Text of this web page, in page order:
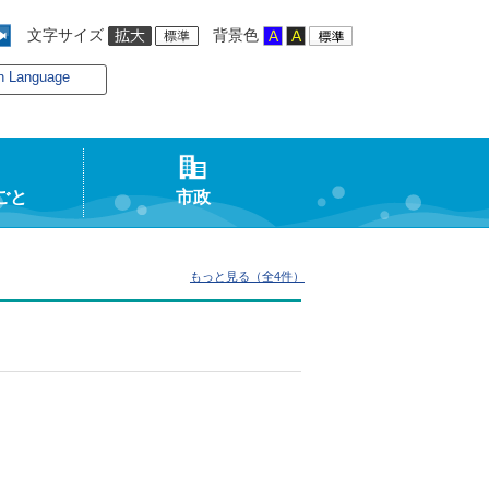
文字サイズ 背景色
Language
と 市政
もっと見る（全4件）